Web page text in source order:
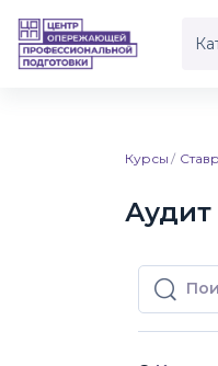
Курсы
Поиск